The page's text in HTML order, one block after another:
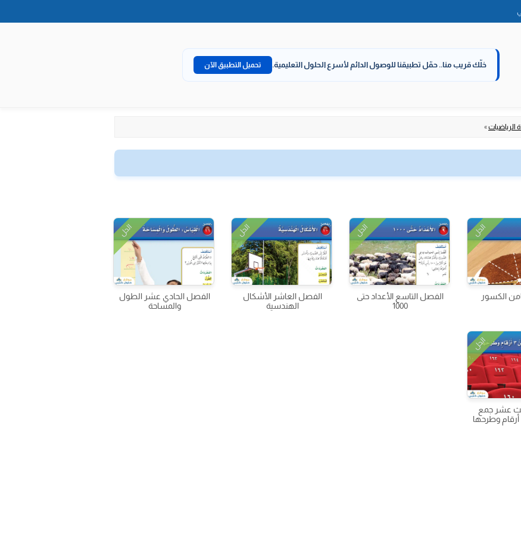
خلّك قريب منا.. حمّل تطبيقنا للوصول الدائم لأسرع الحلول التعليمية. تحميل التطبيق الآن
الرياضيات»
الحل
الكسور
الحل
الفصل التاسع الأعداد حتى
1000
الحل
الفصل العاشر الأشكال
الهندسية
الحل
الفصل الحادي عشر الطول
والمساحة
الحل
عشر جمع